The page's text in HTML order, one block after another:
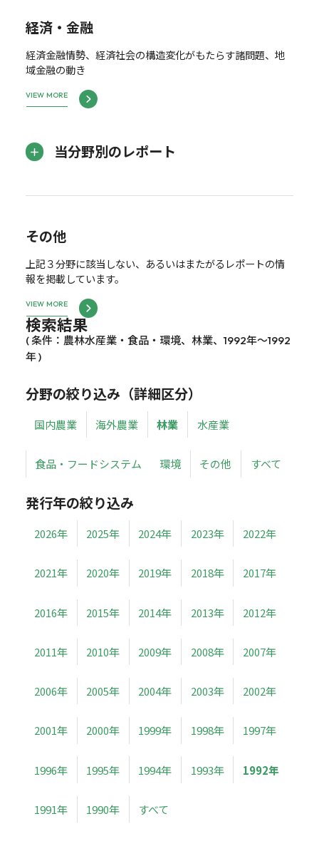
経済・金融
経済金融情勢、経済社会の構造変化がもたらす諸問題、地
域金融の動き
VIEW MORE
当分野別のレポート
その他
上記３分野に該当しない、あるいはまたがるレポートの情
報を掲載しています。
VIEW MORE
検索結果
( 条件：農林水産業・食品・環境、林業、1992年～1992
年 )
分野の絞り込み（詳細区分）
国内農業 海外農業 林業 水産業
食品・フードシステム 環境 その他 すべて
発行年の絞り込み
2026年 2025年 2024年 2023年 2022年
2021年 2020年 2019年 2018年 2017年
2016年 2015年 2014年 2013年 2012年
2011年 2010年 2009年 2008年 2007年
2006年 2005年 2004年 2003年 2002年
2001年 2000年 1999年 1998年 1997年
1996年 1995年 1994年 1993年 1992年
1991年 1990年 すべて